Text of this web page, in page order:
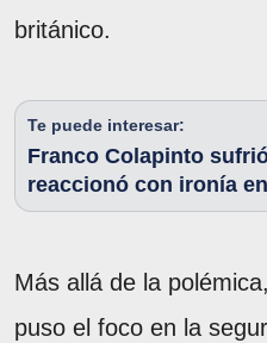
británico.
Te puede interesar:
Franco Colapinto
reaccionó con ironía
Más allá de la
puso el foco en la